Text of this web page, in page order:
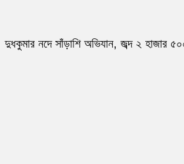
দুধকুমার নদে সাঁড়াশি অভিযান, জব্দ ২ হাজার